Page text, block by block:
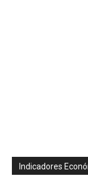
Indicadores